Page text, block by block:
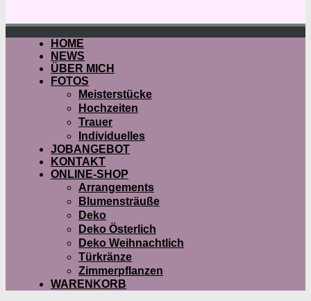
HOME
NEWS
ÜBER MICH
FOTOS
Meisterstücke
Hochzeiten
Trauer
Individuelles
JOBANGEBOT
KONTAKT
ONLINE-SHOP
Arrangements
Blumensträuße
Deko
Deko Österlich
Deko Weihnachtlich
Türkränze
Zimmerpflanzen
WARENKORB